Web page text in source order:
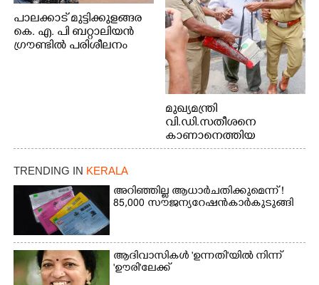
പാലക്കാട് മുട്ടിക്കുളങ്ങര
കെ. എ. പി ബറ്റാലിയൻ
ഗ്രൗണ്ടിൽ പരിശീലനം
മുഖ്യമന്ത്രി
വി.ഡി.സതീശനെ
കാണാനെത്തിയ
മോഹനൻ നായർ
TRENDING IN KERALA
അറിഞ്ഞില്ല ആധാർ ചതിക്കുമെന്ന് !
85,000 സൗജന്യ റേഷൻകാർ കുടുങ്ങി
ആദിവാസികൾ 'ഉന്നതി'യിൽ നിന്ന്
'ഊരി'ലേക്ക്